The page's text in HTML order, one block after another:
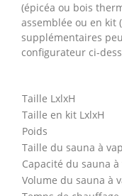
(épicéa ou bois
assemblée ou en kit
supplémentaires
configurateur ci-
Taille LxlxH
Taille en kit LxlxH
Poids
Taille du sauna à
Capacité du sauna
Volume du sauna à